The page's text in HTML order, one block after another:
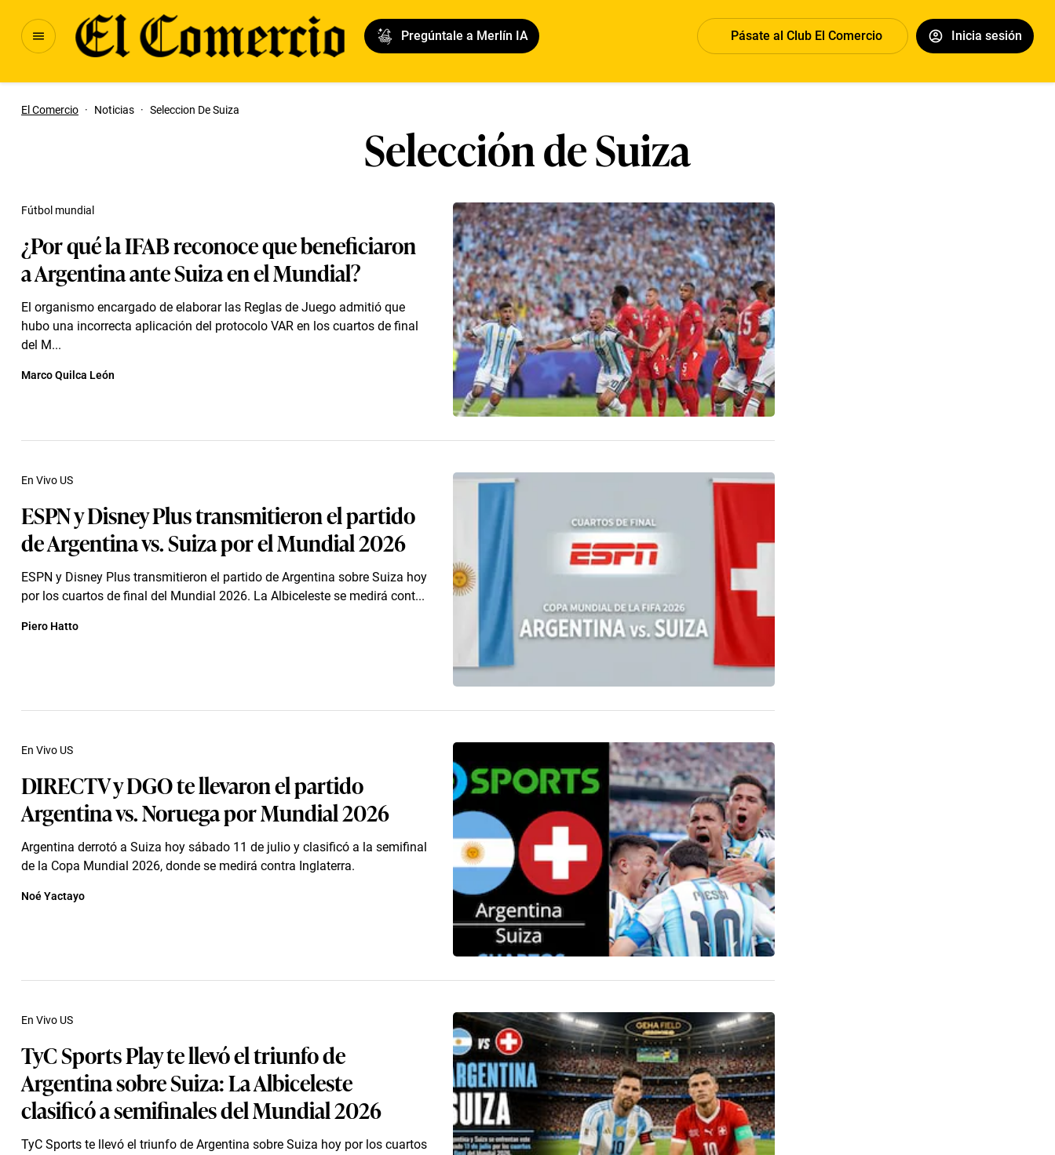
Pregúntale a Merlín IA Pásate al Club El Comercio Inicia sesión
El Comercio · Noticias · Seleccion De Suiza
Selección de Suiza
¿Por qué la IFAB reconoce que beneficiaron
a Argentina ante Suiza en el Mundial?
El organismo encargado de elaborar las Reglas de Juego admitió que
hubo una incorrecta aplicación del protocolo VAR en los cuartos de final
del M...
Fútbol mundial
Marco Quilca León
ESPN y Disney Plus transmitieron el partido
de Argentina vs. Suiza por el Mundial 2026
ESPN y Disney Plus transmitieron el partido de Argentina sobre Suiza hoy
por los cuartos de final del Mundial 2026. La Albiceleste se medirá cont...
En Vivo US
Piero Hatto
DIRECTV y DGO te llevaron el partido
Argentina vs. Noruega por Mundial 2026
Argentina derrotó a Suiza hoy sábado 11 de julio y clasificó a la semifinal
de la Copa Mundial 2026, donde se medirá contra Inglaterra.
En Vivo US
Noé Yactayo
TyC Sports Play te llevó el triunfo de
Argentina sobre Suiza: La Albiceleste
clasificó a semifinales del Mundial 2026
TyC Sports te llevó el triunfo de Argentina sobre Suiza hoy por los cuartos
En Vivo US